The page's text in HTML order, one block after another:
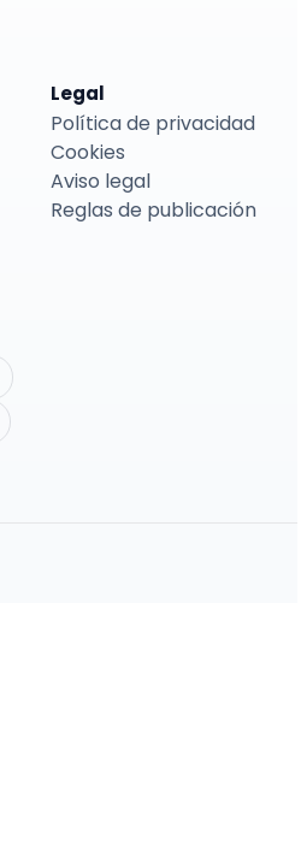
Legal
Política de privacidad
Cookies
Aviso legal
Reglas de publicación